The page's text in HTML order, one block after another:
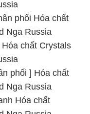
phối Hóa chất
Nga Russia
chất Crystals
phối ] Hóa chất
Nga Russia
Hóa chất